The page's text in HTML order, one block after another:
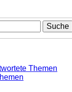
Suche
Themen